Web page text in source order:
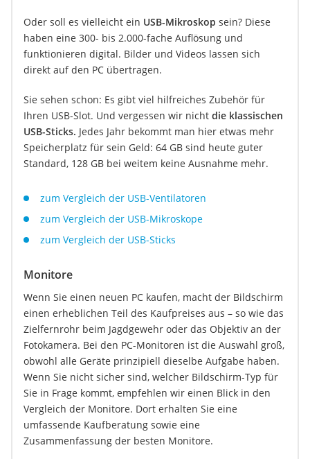
Oder soll es vielleicht ein USB-Mikroskop sein? Diese
haben eine 300- bis 2.000-fache Auflösung und
funktionieren digital. Bilder und Videos lassen sich
direkt auf den PC übertragen.
Sie sehen schon: Es gibt viel hilfreiches Zubehör für
Ihren USB-Slot. Und vergessen wir nicht die klassischen
USB-Sticks. Jedes Jahr bekommt man hier etwas mehr
Speicherplatz für sein Geld: 64 GB sind heute guter
Standard, 128 GB bei weitem keine Ausnahme mehr.
zum Vergleich der USB-Ventilatoren
zum Vergleich der USB-Mikroskope
zum Vergleich der USB-Sticks
Monitore
Wenn Sie einen neuen PC kaufen, macht der Bildschirm
einen erheblichen Teil des Kaufpreises aus – so wie das
Zielfernrohr beim Jagdgewehr oder das Objektiv an der
Fotokamera. Bei den PC-Monitoren ist die Auswahl groß,
obwohl alle Geräte prinzipiell dieselbe Aufgabe haben.
Wenn Sie nicht sicher sind, welcher Bildschirm-Typ für
Sie in Frage kommt, empfehlen wir einen Blick in den
Vergleich der Monitore. Dort erhalten Sie eine
umfassende Kaufberatung sowie eine
Zusammenfassung der besten Monitore.